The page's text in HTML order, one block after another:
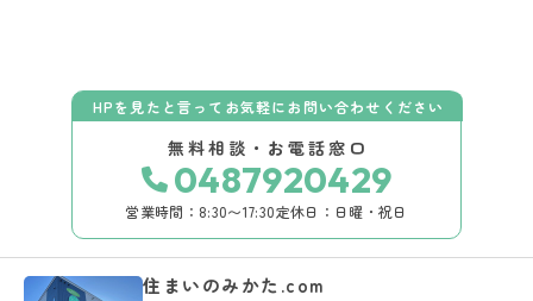
HPを見たと言ってお気軽にお問い合わせください
無料相談・お電話窓口
0487920429
営業時間：8:30〜17:30定休日：日曜・祝日
住まいのみかた.com